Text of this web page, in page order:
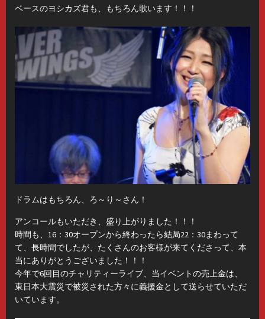
ベースのヨシカズ君も、もちろん歌います！！！
ドラムはもちろん、ろ～り～さん！
アンコールもいただき、盛り上がりました！！！
時間も、16：30オープンから終わったら結局22：30まわって
て、長時間でしたが、たくさんのお客様が来てくださって、本
当にありがとうございました！！！
今年で6回目のチャリティーライブ、当イベントの売上金は、
東日本大震災で被災された方々に義援金として送らせていただ
いています。